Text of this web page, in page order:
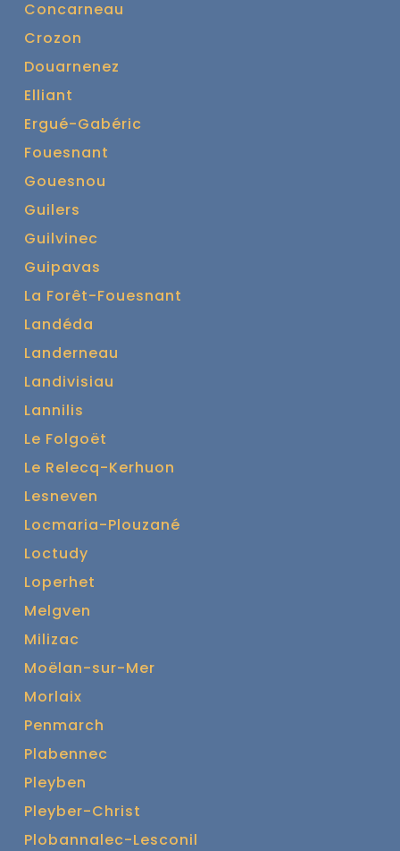
Concarneau
Crozon
Douarnenez
Elliant
Ergué-Gabéric
Fouesnant
Gouesnou
Guilers
Guilvinec
Guipavas
La Forêt-Fouesnant
Landéda
Landerneau
Landivisiau
Lannilis
Le Folgoët
Le Relecq-Kerhuon
Lesneven
Locmaria-Plouzané
Loctudy
Loperhet
Melgven
Milizac
Moëlan-sur-Mer
Morlaix
Penmarch
Plabennec
Pleyben
Pleyber-Christ
Plobannalec-Lesconil